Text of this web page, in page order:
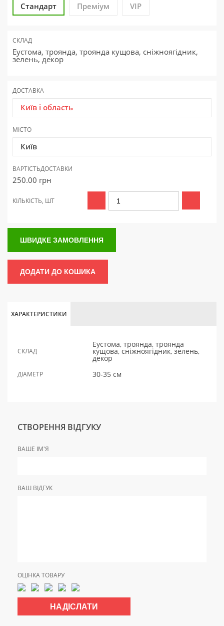
Стандарт Преміум VIP
СКЛАД
Еустома, троянда, троянда кущова, сніжноягідник,
зелень, декор
ДОСТАВКА
Київ і область
МІСТО
Київ
ВАРТІСТЬДОСТАВКИ
250.00 грн
КІЛЬКІСТЬ, ШТ
ШВИДКЕ ЗАМОВЛЕННЯ
ДОДАТИ ДО КОШИКА
ХАРАКТЕРИСТИКИ
СКЛАД
Еустома, троянда, троянда
кущова, сніжноягідник, зелень,
декор
ДІАМЕТР 30-35 см
СТВОРЕННЯ ВІДГУКУ
ВАШЕ ІМ'Я
ВАШ ВІДГУК
ОЦІНКА ТОВАРУ